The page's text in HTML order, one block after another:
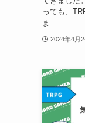
っても、
ま...
2024年4月